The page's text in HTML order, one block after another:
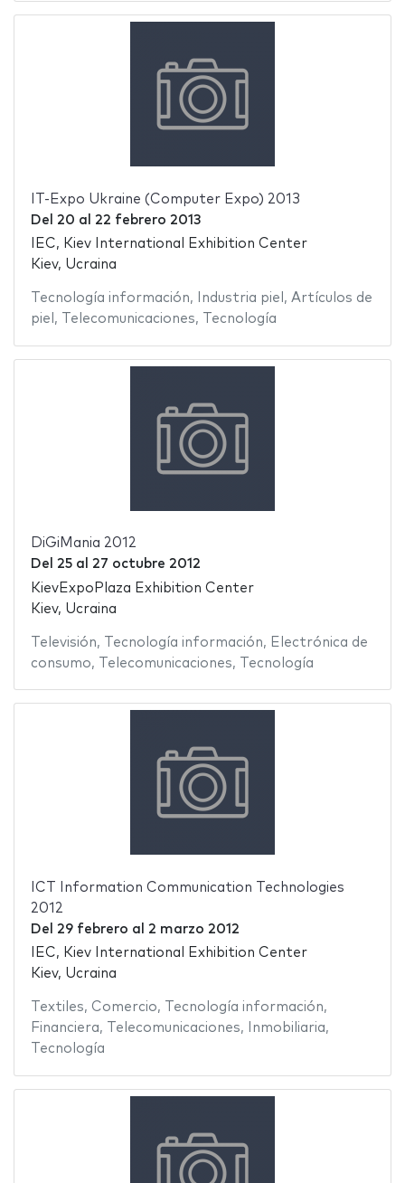
IT-Expo Ukraine (Computer Expo) 2013
Del 20 al 22 febrero 2013
IEC, Kiev International Exhibition Center
Kiev, Ucraina
Tecnología información, Industria piel , Artículos de
piel , Telecomunicaciones, Tecnología
DiGiMania 2012
Del 25al 27 octubre 2012
KievExpoPlaza Exhibition Center
Kiev, Ucraina
Televisión, Tecnología información, Electrónica de
consumo, Telecomunicaciones, Tecnología
ICT Information Communication Technologies
2012
Del 29 febrero al 2 marzo 2012
IEC, Kiev International Exhibition Center
Kiev, Ucraina
Textiles, Comercio, Tecnología información,
Financiera, Telecomunicaciones, Inmobiliaria,
Tecnología